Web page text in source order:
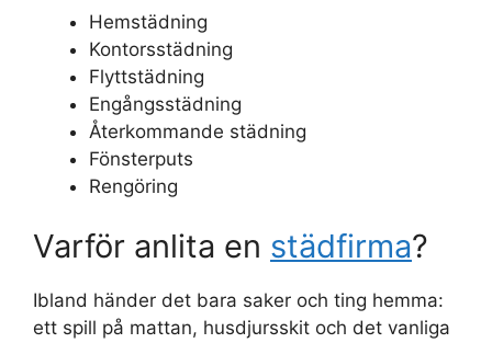
Hemstädning
Kontorsstädning
Flyttstädning
Engångsstädning
Återkommande städning
Fönsterputs
Rengöring
Varför anlita en städfirma?
Ibland händer det bara saker och ting hemma:
ett spill på mattan, husdjursskit och det vanliga